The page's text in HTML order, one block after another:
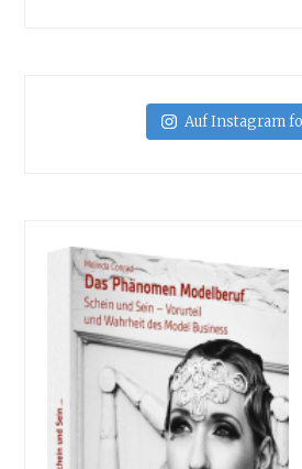
Auf Instagram